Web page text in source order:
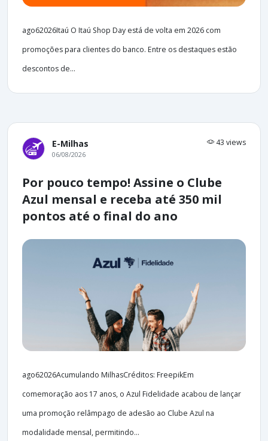
ago62026Itaú O Itaú Shop Day está de volta em 2026 com
promoções para clientes do banco. Entre os destaques estão
descontos de...
E-Milhas 43 views
06/08/2026
Por pouco tempo! Assine o Clube
Azul mensal e receba até 350 mil
pontos até o final do ano
ago62026Acumulando MilhasCréditos: FreepikEm
comemoração aos 17 anos, o Azul Fidelidade acabou de lançar
uma promoção relâmpago de adesão ao Clube Azul na
modalidade mensal, permitindo...